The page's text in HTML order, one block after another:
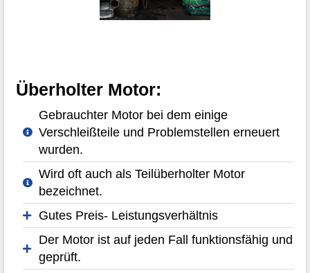
Überholter Motor:
Gebrauchter Motor bei dem einige
Verschleißteile und Problemstellen erneuert
wurden.
Wird oft auch als Teilüberholter Motor
bezeichnet.
Gutes Preis- Leistungsverhältnis
Der Motor ist auf jeden Fall funktionsfähig und
geprüft.